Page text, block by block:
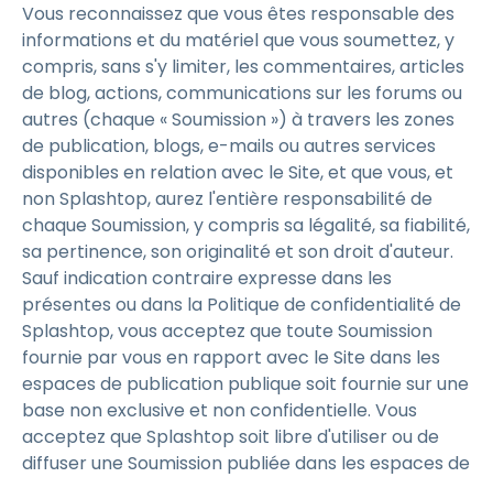
Vous reconnaissez que vous êtes responsable des
informations et du matériel que vous soumettez, y
compris, sans s'y limiter, les commentaires, articles
de blog, actions, communications sur les forums ou
autres (chaque « Soumission ») à travers les zones
de publication, blogs, e-mails ou autres services
disponibles en relation avec le Site, et que vous, et
non Splashtop, aurez l'entière responsabilité de
chaque Soumission, y compris sa légalité, sa fiabilité,
sa pertinence, son originalité et son droit d'auteur.
Sauf indication contraire expresse dans les
présentes ou dans la Politique de confidentialité de
Splashtop, vous acceptez que toute Soumission
fournie par vous en rapport avec le Site dans les
espaces de publication publique soit fournie sur une
base non exclusive et non confidentielle. Vous
acceptez que Splashtop soit libre d'utiliser ou de
diffuser une Soumission publiée dans les espaces de